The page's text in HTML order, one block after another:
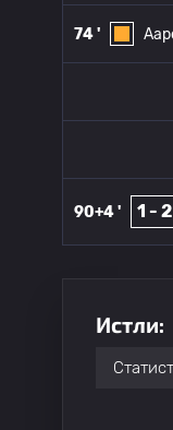
74 '
90+4 ' 1 - 2
Истли: